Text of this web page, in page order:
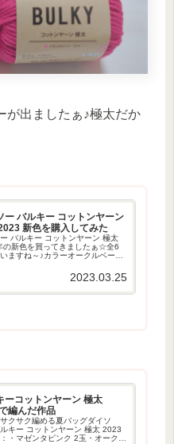
が出ましたぁ♪極太だか
ー バルキー コットンヤーン
新色を購入してみた
バルキー コットンヤーン 極太
の新色を買ってきましたぁ☆全6
ますね～♪カラーオークルベージ
ゴブルーシェルホワイトシェルホ
去年も出てたけど、再販された
2023.03.25
ーコットンヤーン 極太
編んだ作品
クサク編める夏バッグダイソ
キー コットンヤーン 極太 2023
・マゼンタピンク 2玉・オークル